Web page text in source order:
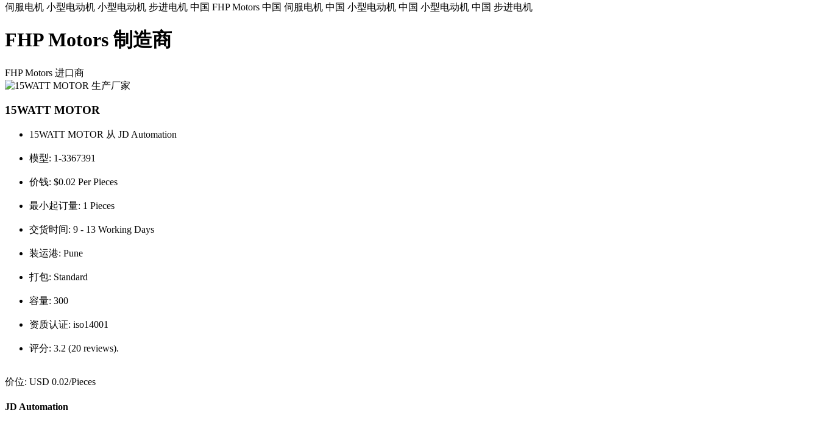
伺服电机 小型电动机 小型电动机 步进电机 中国 FHP Motors 中国 伺服电机 中国 小型电动机 中国 小型电动机 中国 步进电机
FHP Motors 制造商
FHP Motors 进口商
15WATT MOTOR
15WATT MOTOR 从 JD Automation
模型: 1-3367391
价钱: $0.02 Per Pieces
最小起订量: 1 Pieces
交货时间: 9 - 13 Working Days
装运港: Pune
打包: Standard
容量: 300
资质认证: iso14001
评分: 3.2 (20 reviews).
价位: USD 0.02/Pieces
JD Automation